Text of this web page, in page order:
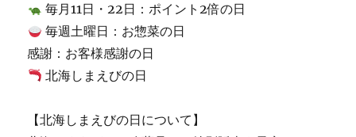
毎月11日・22日：ポイント2倍の日
毎週土曜日：お惣菜の日
感謝：お客様感謝の日
北海しまえびの日
【北海しまえびの日について】